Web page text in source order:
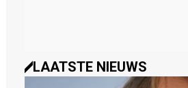
LAATSTE NIEUWS